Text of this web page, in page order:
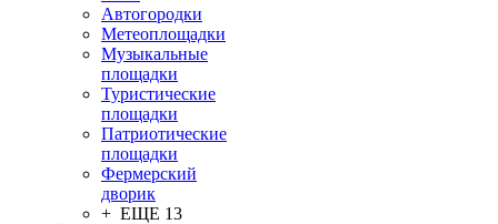
Автогородки
Метеоплощадки
Музыкальные
площадки
Туристические
площадки
Патриотические
площадки
Фермерский
дворик
+ ЕЩЕ 13